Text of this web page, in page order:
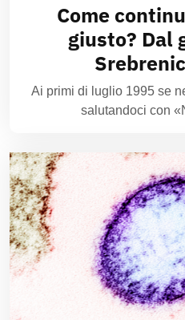
Come
giusto? Dal
Ai primi di luglio 1995 se
salutandoci con